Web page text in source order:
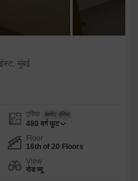
मुंबई
एरिया कार्पेट एरिया
480 वर्ग फुट
Floor
16th of 20 Floors
View
रोड व्यू